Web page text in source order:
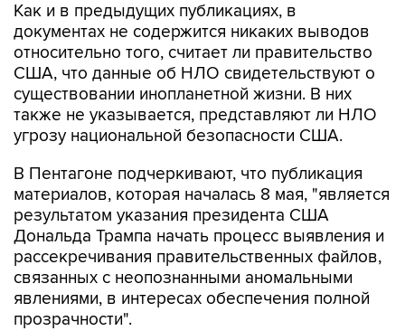
Как и в предыдущих публикациях, в
документах не содержится никаких выводов
относительно того, считает ли правительство
США, что данные об НЛО свидетельствуют о
существовании инопланетной жизни. В них
также не указывается, представляют ли НЛО
угрозу национальной безопасности США.
В Пентагоне подчеркивают, что публикация
материалов, которая началась 8 мая, "является
результатом указания президента США
Дональда Трампа начать процесс выявления и
рассекречивания правительственных файлов,
связанных с неопознанными аномальными
явлениями, в интересах обеспечения полной
прозрачности".